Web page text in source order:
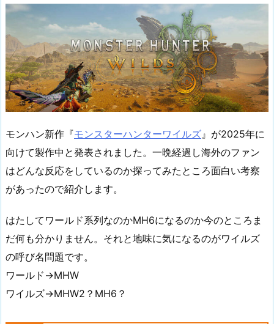
モンハン新作『モンスターハンターワイルズ 』が2025年に
向けて製作中と発表されました。一晩経過し海外のファン
はどんな反応をしているのか探ってみたところ面白い考察
があったので紹介します。
はたしてワールド系列なのかMH6になるのか今のところま
だ何も分かりません。それと地味に気になるのがワイルズ
の呼び名問題です。
ワールド→MHW
ワイルズ→MHW2？MH6？